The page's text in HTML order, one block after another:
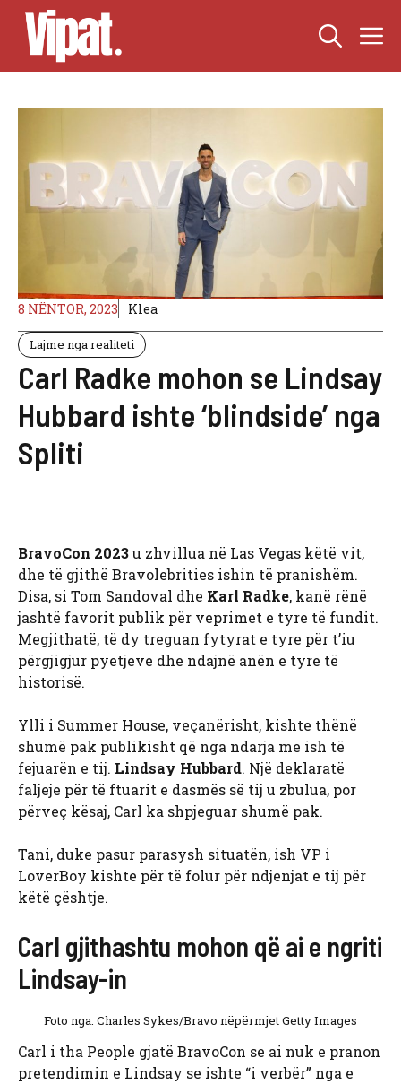
Skip
content
8 NËNTOR, 2023 Klea
Lajme nga realiteti
Carl Radke mohon se Lindsay
Hubbard ishte ‘blindside’ nga
Spliti
BravoCon 2023u zhvillua në Las Vegas këtë vit,
dhe të gjithë Bravolebrities ishin të pranishëm.
Disa, si Tom Sandoval dhe Karl Radke, kanë rënë
jashtë favorit publik për veprimet e tyre të fundit.
Megjithatë, të dy treguan fytyrat e tyre për t’iu
përgjigjur pyetjeve dhe ndajnë anën e tyre të
historisë.
Ylli i Summer House, veçanërisht, kishte thënë
shumë pak publikisht që nga ndarja me ish të
fejuarën e tij. Lindsay Hubbard. Një deklaratë
faljeje për të ftuarit e dasmës së tij u zbulua, por
përveç kësaj, Carl ka shpjeguar shumë pak.
Tani, duke pasur parasysh situatën, ish VP i
LoverBoy kishte për të folur për ndjenjat e tij për
këtë çështje.
Carl gjithashtu mohon që ai e ngriti
Lindsay-in
Foto nga: Charles Sykes/Bravo nëpërmjet Getty Images
Carl i tha People gjatë BravoCon se ai nuk e pranon
pretendimin e Lindsay se ishte “i verbër” nga e